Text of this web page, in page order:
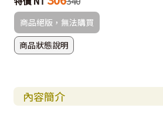
商品絕版，無法購買
商品狀態說明
內容簡介